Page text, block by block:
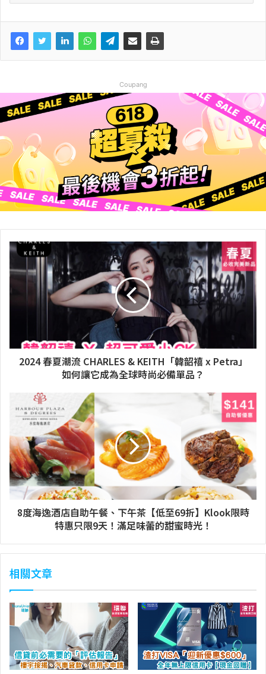
Coupang
2024 春夏潮流 CHARLES & KEITH「韓韶禧 x Petra」
如何讓它成為全球時尚必備單品？
8度海逸酒店自助午餐、下午茶【低至69折】Klook限時
特惠只限9天！滿足味蕾的甜蜜時光！
相關文章